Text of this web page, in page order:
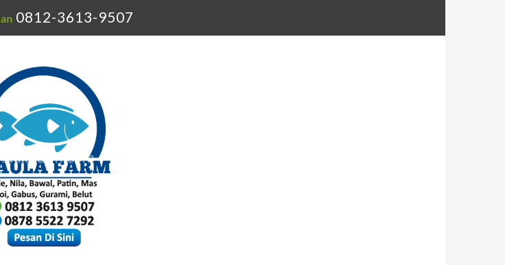
0812-3613-9507